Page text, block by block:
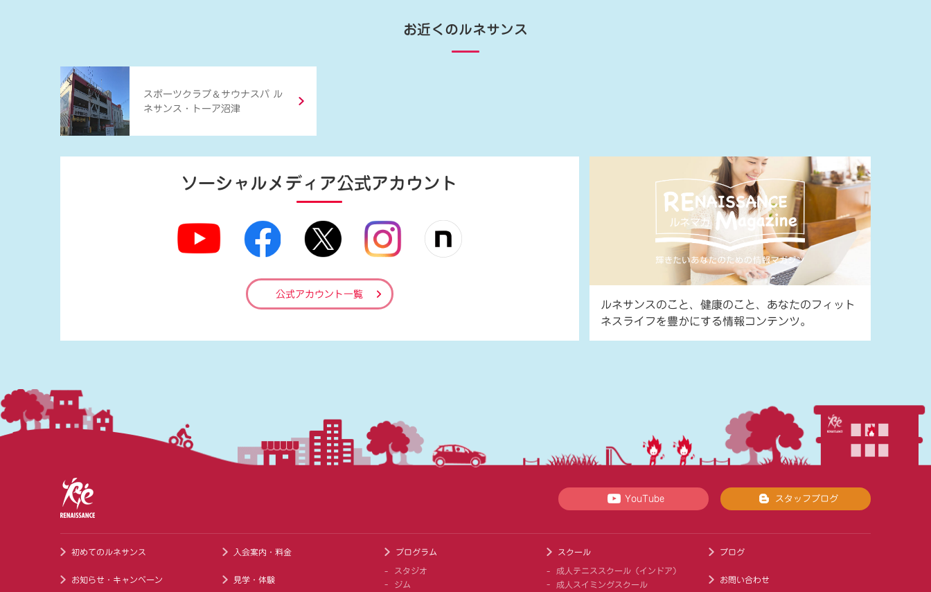
お近くのルネサンス
スポーツクラブ ＆ サウナスパ ル
ネサンス・トーア沼津
ソーシャルメディア公式アカウント
公式アカウント一覧
ルネサンスのこと、健康のこと、あなたのフィット
ネスライフを豊かにする情報コンテンツ。
YouTube スタッフブログ
初めてのルネサンス
お知らせ・キャンペーン
入会案内・料金
見学・体験
プログラム
スタジオ
ジム
スクール
成人テニススクール（インドア）
成人スイミングスクール
ブログ
お問い合わせ